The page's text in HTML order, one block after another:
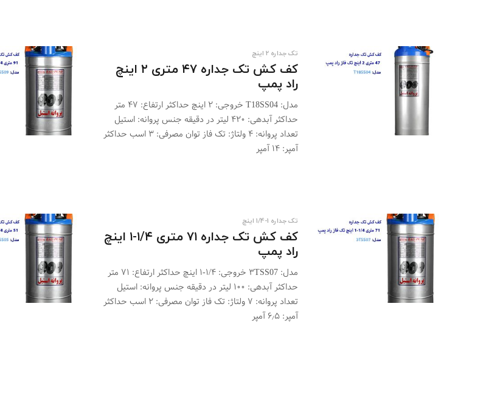
تک جداره 2 اینچ
کف کش تک جداره ۴۷ متری ۲ اینچ
راد پمپ
مدل: T18SS04 خروجی: ۲ اینچ حداکثر ارتفاع: ۴۷ متر
حداکثر آبدهی: ۴۲۰ لیتر در دقیقه جنس پروانه: استیل
تعداد پروانه: ۴ ولتاژ: تک فاز توان مصرفی: ۳ اسب حداکثر
آمپر: ۱۴ آمپر
تک جداره 1-1/4 اینچ
کف کش تک جداره ۷۱ متری ۱/۴-۱ اینچ
راد پمپ
مدل: ۳TSS07 خروجی: ۱/۴-۱ اینچ حداکثر ارتفاع: ۷۱ متر
حداکثر آبدهی: ۱۰۰ لیتر در دقیقه جنس پروانه: استیل
تعداد پروانه: ۷ ولتاژ: تک فاز توان مصرفی: ۲ اسب حداکثر
آمپر: ۶٫۵ آمپر